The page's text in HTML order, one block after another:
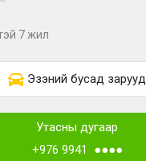
7 жил
Эзэний бусад зарууд
Утасны дугаар
+976 9941 ●●●●